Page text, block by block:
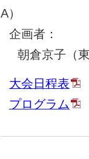
A）
企画者：
朝倉京子（
大会日程表
プログラム